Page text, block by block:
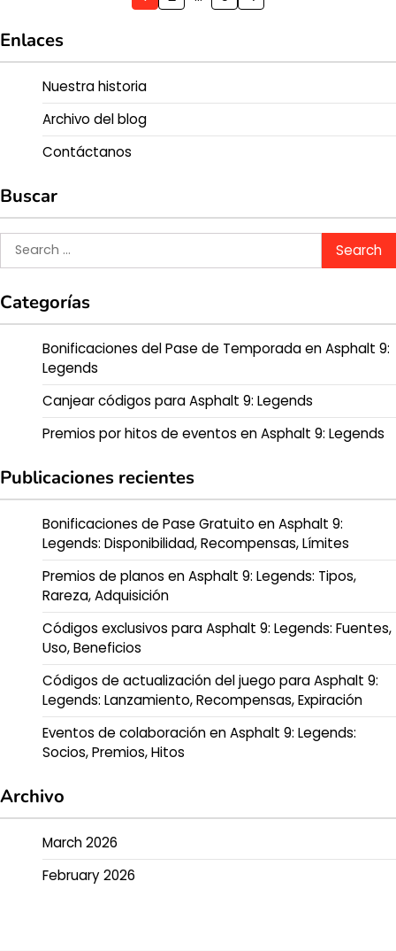
pagination
Enlaces
Nuestra historia
Archivo del blog
Contáctanos
Buscar
Search
for:
Categorías
Bonificaciones del Pase de Temporada en Asphalt 9:
Legends
Canjear códigos para Asphalt 9: Legends
Premios por hitos de eventos en Asphalt 9: Legends
Publicaciones recientes
Bonificaciones de Pase Gratuito en Asphalt 9:
Legends: Disponibilidad, Recompensas, Límites
Premios de planos en Asphalt 9: Legends: Tipos,
Rareza, Adquisición
Códigos exclusivos para Asphalt 9: Legends: Fuentes,
Uso, Beneficios
Códigos de actualización del juego para Asphalt 9:
Legends: Lanzamiento, Recompensas, Expiración
Eventos de colaboración en Asphalt 9: Legends:
Socios, Premios, Hitos
Archivo
March 2026
February 2026